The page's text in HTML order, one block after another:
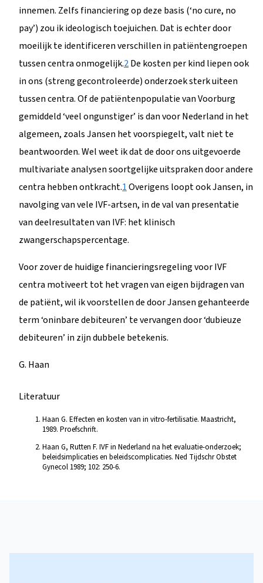
innemen. Zelfs financiering op deze basis (‘no cure, no
pay’) zou ik ideologisch toejuichen. Dat is echter door
moeilijk te identificeren verschillen in patiëntengroepen
tussen centra onmogelijk.2De kosten per kind liepen ook
in ons (streng gecontroleerde) onderzoek sterk uiteen
tussen centra. Of de patiëntenpopulatie van Voorburg
gemiddeld ‘veel ongunstiger’ is dan voor Nederland in het
algemeen, zoals Jansen het voorspiegelt, valt niet te
beantwoorden. Wel weet ik dat de door ons uitgevoerde
multivariate analysen soortgelijke uitspraken door andere
centra hebben ontkracht.1Overigens loopt ook Jansen, in
navolging van vele IVF-artsen, in de val van presentatie
van deelresultaten van IVF: het klinisch
zwangerschapspercentage.
Voor zover de huidige financieringsregeling voor IVF
centra motiveert tot het vragen van eigen bijdragen van
de patiënt, wil ik voorstellen de door Jansen gehanteerde
term ‘oninbare debiteuren’ te vervangen door ‘dubieuze
debiteuren’ in zijn dubbele betekenis.
G. Haan
Literatuur
Haan G. Effecten en kosten van in vitro-fertilisatie. Maastricht,
1989. Proefschrift.
Haan G, Rutten F. IVF in Nederland na het evaluatie-onderzoek;
beleidsimplicaties en beleidscomplicaties. Ned Tijdschr Obstet
Gynecol 1989; 102: 250-6.